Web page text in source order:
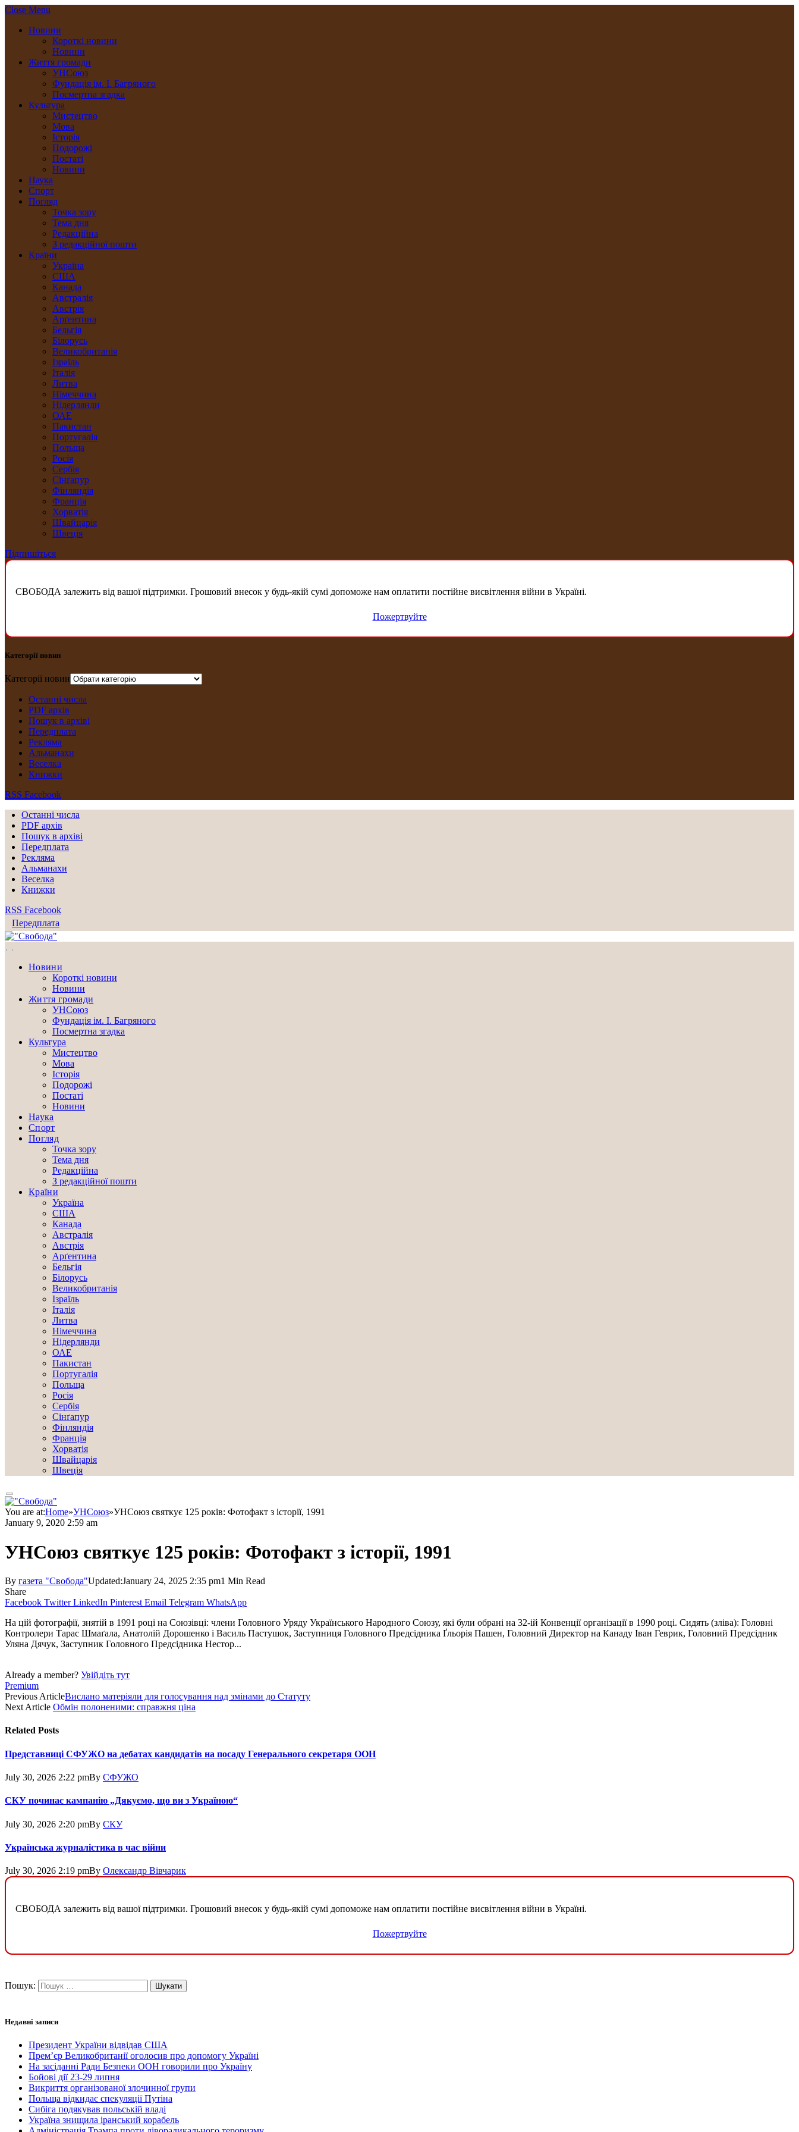
Close Menu
Новини
Короткі новини
Новини
Життя громади
УНСоюз
Фундація ім. І. Багряного
Посмертна згадка
Культура
Мистецтво
Мова
Історія
Подорожі
Постаті
Новини
Наука
Спорт
Погляд
Точка зору
Тема дня
Редакційна
З редакційної пошти
Країни
Україна
США
Канада
Австралія
Австрія
Арґентина
Бельгія
Білорусь
Великобританія
Ізраїль
Італія
Литва
Німеччина
Нідерлянди
ОАЕ
Пакистан
Португалія
Польща
Росія
Сербія
Сінґапур
Фінляндія
Франція
Хорватія
Швайцарія
Швеція
Підпишіться
СВОБОДА залежить від вашої підтримки. Грошовий внесок у будь-якій сумі допоможе нам оплатити постійне висвітлення війни в Україні.
Пожертвуйте
Категорії новин
Категорії новин
Останні числа
PDF архів
Пошук в архіві
Передплата
Рекляма
Альманахи
Веселка
Книжки
RSS Facebook
Останні числа
PDF архів
Пошук в архіві
Передплата
Рекляма
Альманахи
Веселка
Книжки
RSS Facebook
Передплата
Новини
Короткі новини
Новини
Життя громади
УНСоюз
Фундація ім. І. Багряного
Посмертна згадка
Культура
Мистецтво
Мова
Історія
Подорожі
Постаті
Новини
Наука
Спорт
Погляд
Точка зору
Тема дня
Редакційна
З редакційної пошти
Країни
Україна
США
Канада
Австралія
Австрія
Арґентина
Бельгія
Білорусь
Великобританія
Ізраїль
Італія
Литва
Німеччина
Нідерлянди
ОАЕ
Пакистан
Португалія
Польща
Росія
Сербія
Сінґапур
Фінляндія
Франція
Хорватія
Швайцарія
Швеція
You are at:Home»УНСоюз»УНСоюз святкує 125 років: Фотофакт з історії, 1991
January 9, 2020 2:59 am
УНСоюз святкує 125 років: Фотофакт з історії, 1991
By газета "Свобода"Updated:January 24, 2025 2:35 pm1 Min Read
Share
Facebook Twitter LinkedIn Pinterest Email Telegram WhatsApp
На цій фотографії, знятій в 1991 році на Союзівці: члени Головного Уряду Україн­ського Народного Союзу, які були обрані на 32-ій Конвенції організації в 1990 році. Сидять (зліва): Головні
Контролери Тарас Шмаґала, Анатолій Дорошенко і Василь Пастушок, Заступниця Головного Предсідника Ґльорія Пашен, Головний Директор на Канаду Іван Геврик, Головний Предсідник
Уляна Дячук, Заступник Головного Предсідника Нестор...
Already a member? Увійдіть тут
Premium
Previous ArticleВислано матеріяли для голосування над змінами до Статуту
Next Article Обмін полоненими: справжня ціна
Related Posts
Представниці СФУЖО на дебатах кандидатів на посаду Генерального секретаря ООН
July 30, 2026 2:22 pmBy СФУЖО
СКУ починає кампанію „Дякуємо, що ви з Україною“
July 30, 2026 2:20 pmBy СКУ
Українська журналістика в час війни
July 30, 2026 2:19 pmBy Олександр Вівчарик
СВОБОДА залежить від вашої підтримки. Грошовий внесок у будь-якій сумі допоможе нам оплатити постійне висвітлення війни в Україні.
Пожертвуйте
Пошук:
Недавні записи
Президент України відвідав США
Прем’єр Великобританії оголосив про допомогу Україні
На засіданні Ради Безпеки ООН говорили про Україну
Бойові дії 23-29 липня
Викриття організованої злочинної групи
Польща відкидає спекуляції Путіна
Сибіга подякував польській владі
Україна знищила іранський корабель